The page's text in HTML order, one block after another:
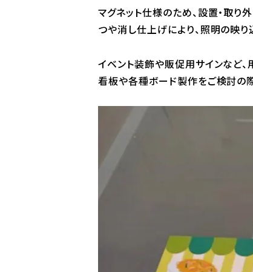
マグネット仕様のため、設置・取り
つや消し仕上げにより、照明の映り
イベント装飾や販促用サインなど
看板や各種ボード製作をご検討の